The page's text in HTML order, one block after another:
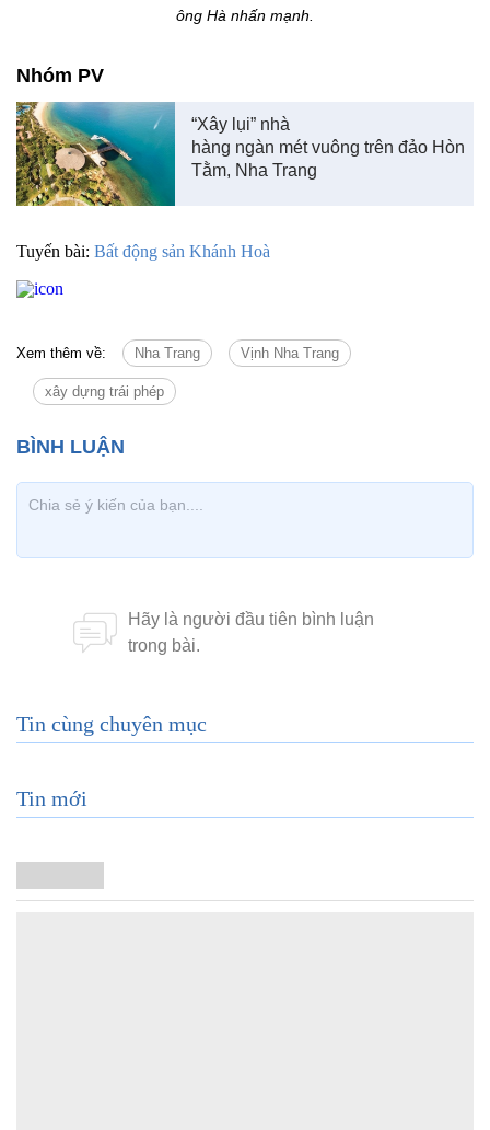
Tuyến bài: Bất động sản Khánh Hoà
ông Hà nhấn mạnh.
Nhóm PV
“Xây lụi” nhà
hàng ngàn mét vuông trên đảo Hòn
Tằm, Nha Trang
Xem thêm về: Nha Trang Vịnh Nha Trang
xây dựng trái phép
Tin cùng chuyên mục
Tin mới